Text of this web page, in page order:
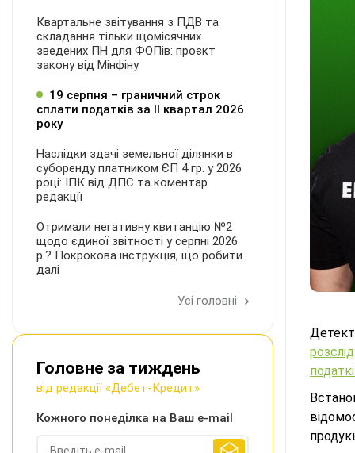
Квартальне звітування з ПДВ та
складання тільки щомісячних
зведених ПН для ФОПів: проєкт
закону від Мінфіну
19 серпня – граничний строк
сплати податків за ІI квартал 2026
року
Наслідки здачі земельної ділянки в
суборенду платником ЄП 4 гр. у 2026
році: ІПК від ДПС та коментар
редакції
Отримали негативну квитанцію №2
щодо єдиної звітності у серпні 2026
р.? Покрокова інструкція, що робити
далі
Усі головні
Головне за тиждень
від редакції «Дебет-Кредит»
Кожного понеділка на Ваш e-mail